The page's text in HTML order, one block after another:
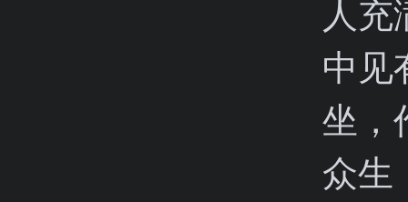
人
中见
坐，
众生